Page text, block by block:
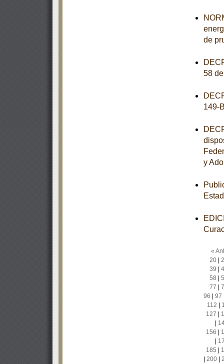
de
58
149-
y
«
20|
39
58
77
96
97
112
127
156
185
200|